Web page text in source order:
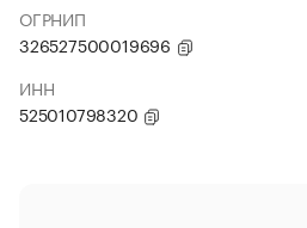
ОГРНИП
326527500019696
ИНН
525010798320